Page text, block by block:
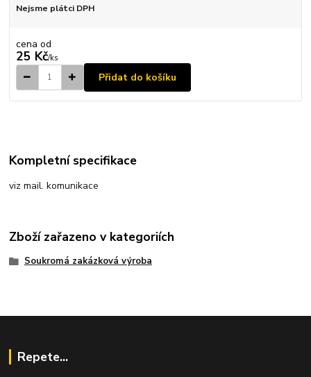
Nejsme plátci DPH
cena od
25 Kč/ks
Přidat do košíku
Kompletní specifikace
viz mail. komunikace
Zboží zařazeno v kategoriích
Soukromá zakázková výroba
Repete...